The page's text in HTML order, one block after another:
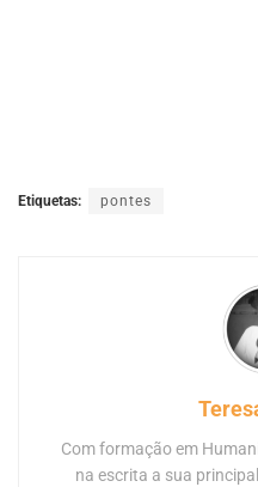
Etiquetas: pontes
Com formação em
na escrita a sua